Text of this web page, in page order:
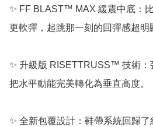
✨ FF BLAST™ MAX 緩震中底：
更軟彈，起跳那一刻的回彈感超明
✨ 升級版 RISETTRUSS™ 技術：
把水平動能完美轉化為垂直高度。
✨ 全新包覆設計：鞋帶系統回歸了